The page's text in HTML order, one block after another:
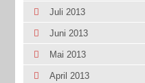
Juli 2013
Juni 2013
Mai 2013
April 2013